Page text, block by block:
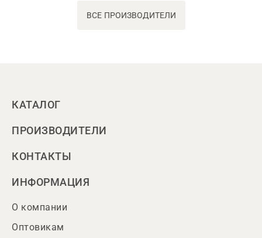
ВСЕ ПРОИЗВОДИТЕЛИ
КАТАЛОГ
ПРОИЗВОДИТЕЛИ
КОНТАКТЫ
ИНФОРМАЦИЯ
О компании
Оптовикам